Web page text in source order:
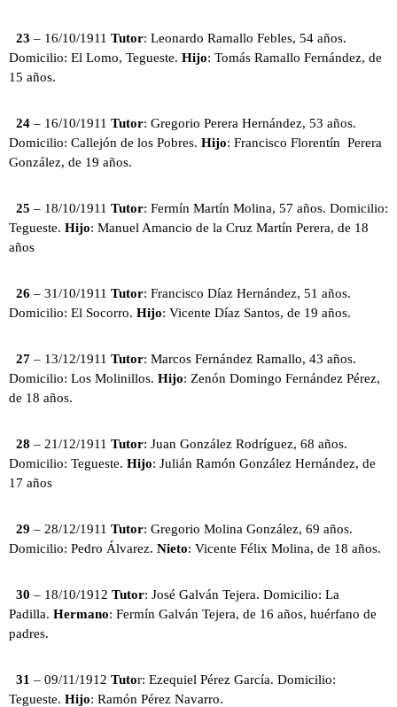
23 – 16/10/1911 Tutor: Leonardo Ramallo Febles, 54 años.
Domicilio: El Lomo, Tegueste. Hijo: Tomás Ramallo Fernández, de
15 años.
24 – 16/10/1911 Tutor: Gregorio Perera Hernández, 53 años.
Domicilio: Callejón de los Pobres. Hijo: Francisco Florentín Perera
González, de 19 años.
25 – 18/10/1911 Tutor: Fermín Martín Molina, 57 años. Domicilio:
Tegueste. Hijo: Manuel Amancio de la Cruz Martín Perera, de 18
años
26 – 31/10/1911 Tutor: Francisco Díaz Hernández, 51 años.
Domicilio: El Socorro. Hijo: Vicente Díaz Santos, de 19 años.
27 – 13/12/1911 Tutor: Marcos Fernández Ramallo, 43 años.
Domicilio: Los Molinillos. Hijo: Zenón Domingo Fernández Pérez,
de 18 años.
28 – 21/12/1911 Tutor: Juan González Rodríguez, 68 años.
Domicilio: Tegueste. Hijo: Julián Ramón González Hernández, de
17 años
29 – 28/12/1911 Tutor: Gregorio Molina González, 69 años.
Domicilio: Pedro Álvarez. Nieto: Vicente Félix Molina, de 18 años.
30 – 18/10/1912 Tutor: José Galván Tejera. Domicilio: La
Padilla. Hermano: Fermín Galván Tejera, de 16 años, huérfano de
padres.
31 – 09/11/1912 Tutor: Ezequiel Pérez García. Domicilio:
Tegueste. Hijo: Ramón Pérez Navarro.